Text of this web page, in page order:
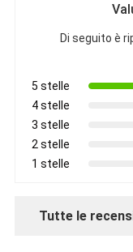
Di seguito è
5 stelle
4 stelle
3 stelle
2 stelle
1 stelle
Tutte le